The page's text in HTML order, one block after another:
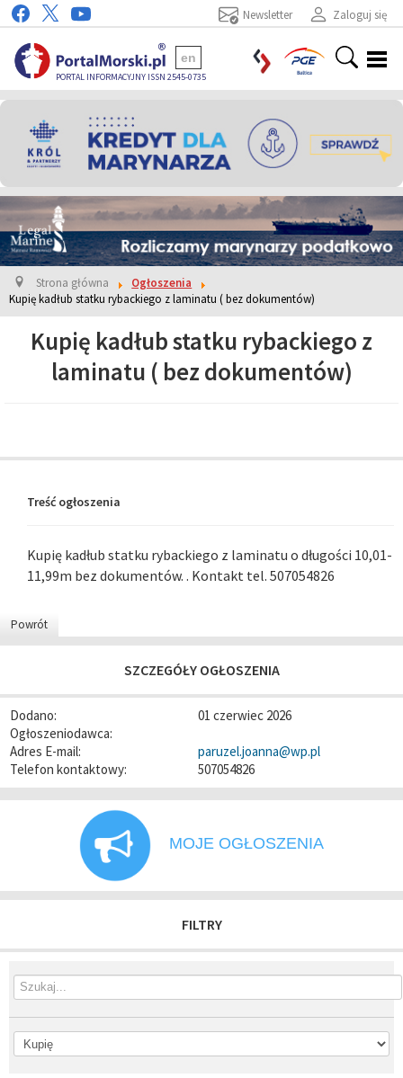
Zaloguj się
Newsletter
PORTAL INFORMACYJNY ISSN 2545-0735
en
Strona główna
Ogłoszenia
Kupię kadłub statku rybackiego z laminatu ( bez dokumentów)
Kupię kadłub statku rybackiego z
laminatu ( bez dokumentów)
Treść ogłoszenia
Kupię kadłub statku rybackiego z laminatu o długości 10,01-
11,99m bez dokumentów. . Kontakt tel. 507054826
Powrót
SZCZEGÓŁY OGŁOSZENIA
Dodano:
01 czerwiec 2026
Ogłoszeniodawca:
Adres E-mail:
paruzel.joanna@wp.pl
Telefon kontaktowy:
507054826
MOJE OGŁOSZENIA
FILTRY